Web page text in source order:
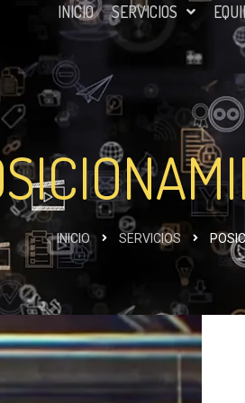
INICIO SERVICIOS
INICIO SERVICIOS